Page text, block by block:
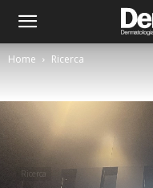
Home Ricerca
Ricerca